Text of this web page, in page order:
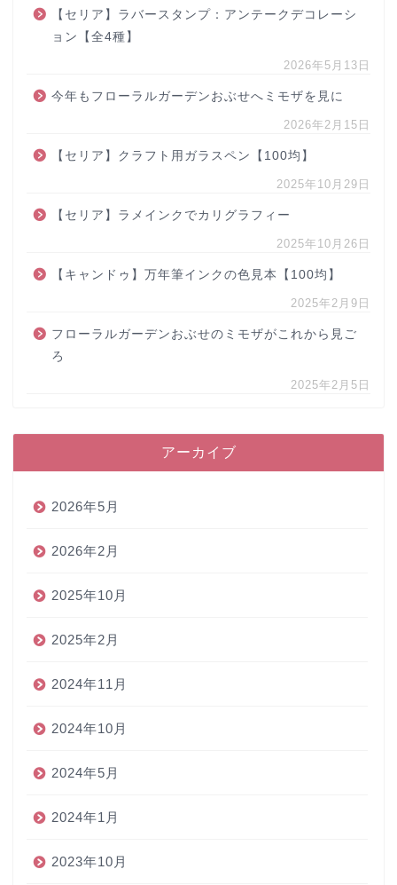
【セリア】ラバースタンプ：アンテークデコレーシ
ョン【全4種】
2026年5月13日
今年もフローラルガーデンおぶせへミモザを見に
2026年2月15日
【セリア】クラフト用ガラスペン【100均】
2025年10月29日
【セリア】ラメインクでカリグラフィー
2025年10月26日
【キャンドゥ】万年筆インクの色見本【100均】
2025年2月9日
フローラルガーデンおぶせのミモザがこれから見ご
ろ
2025年2月5日
アーカイブ
2026年5月
2026年2月
2025年10月
2025年2月
2024年11月
2024年10月
2024年5月
2024年1月
2023年10月